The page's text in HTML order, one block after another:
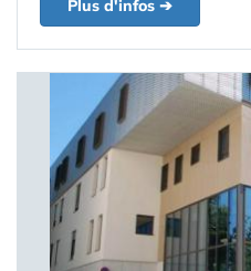
Plus d'infos ➔